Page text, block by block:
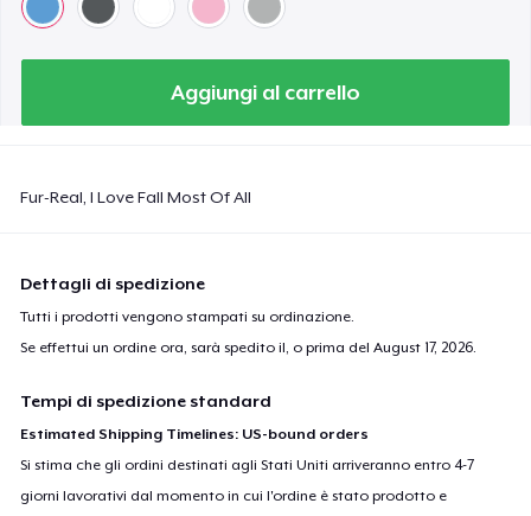
Aggiungi al carrello
Fur-Real, I Love Fall Most Of All
Dettagli di spedizione
Tutti i prodotti vengono stampati su ordinazione.
Se effettui un ordine ora, sarà spedito il, o prima delAugust 17, 2026.
Tempi di spedizione standard
Estimated Shipping Timelines: US-bound orders
Si stima che gli ordini destinati agli Stati Uniti arriveranno entro 4-7
giorni lavorativi dal momento in cui l'ordine è stato prodotto e